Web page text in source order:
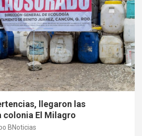
llegaron las
colonia El Milagro
BNoticias